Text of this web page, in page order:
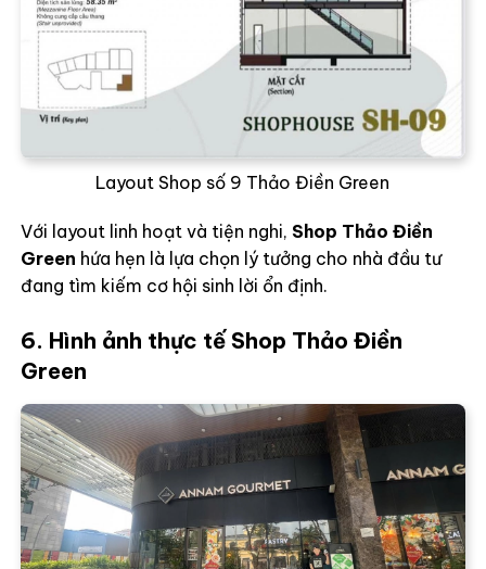
Layout Shop số 9 Thảo Điền Green
Với layout linh hoạt và tiện nghi, Shop Thảo Điền
Green hứa hẹn là lựa chọn lý tưởng cho nhà đầu tư
đang tìm kiếm cơ hội sinh lời ổn định.
6. Hình ảnh thực tế Shop Thảo Điền
Green